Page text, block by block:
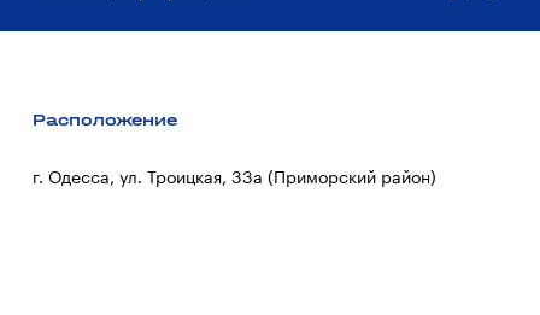
Расположение
г. Одесса, ул. Троицкая, 33а (Приморский район)